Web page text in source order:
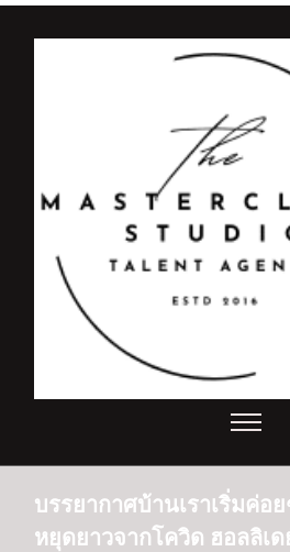
บรรยากาศบ้านเราเริ่มค่อ
หยุดยาวจากโควิด ฮอลลิเด